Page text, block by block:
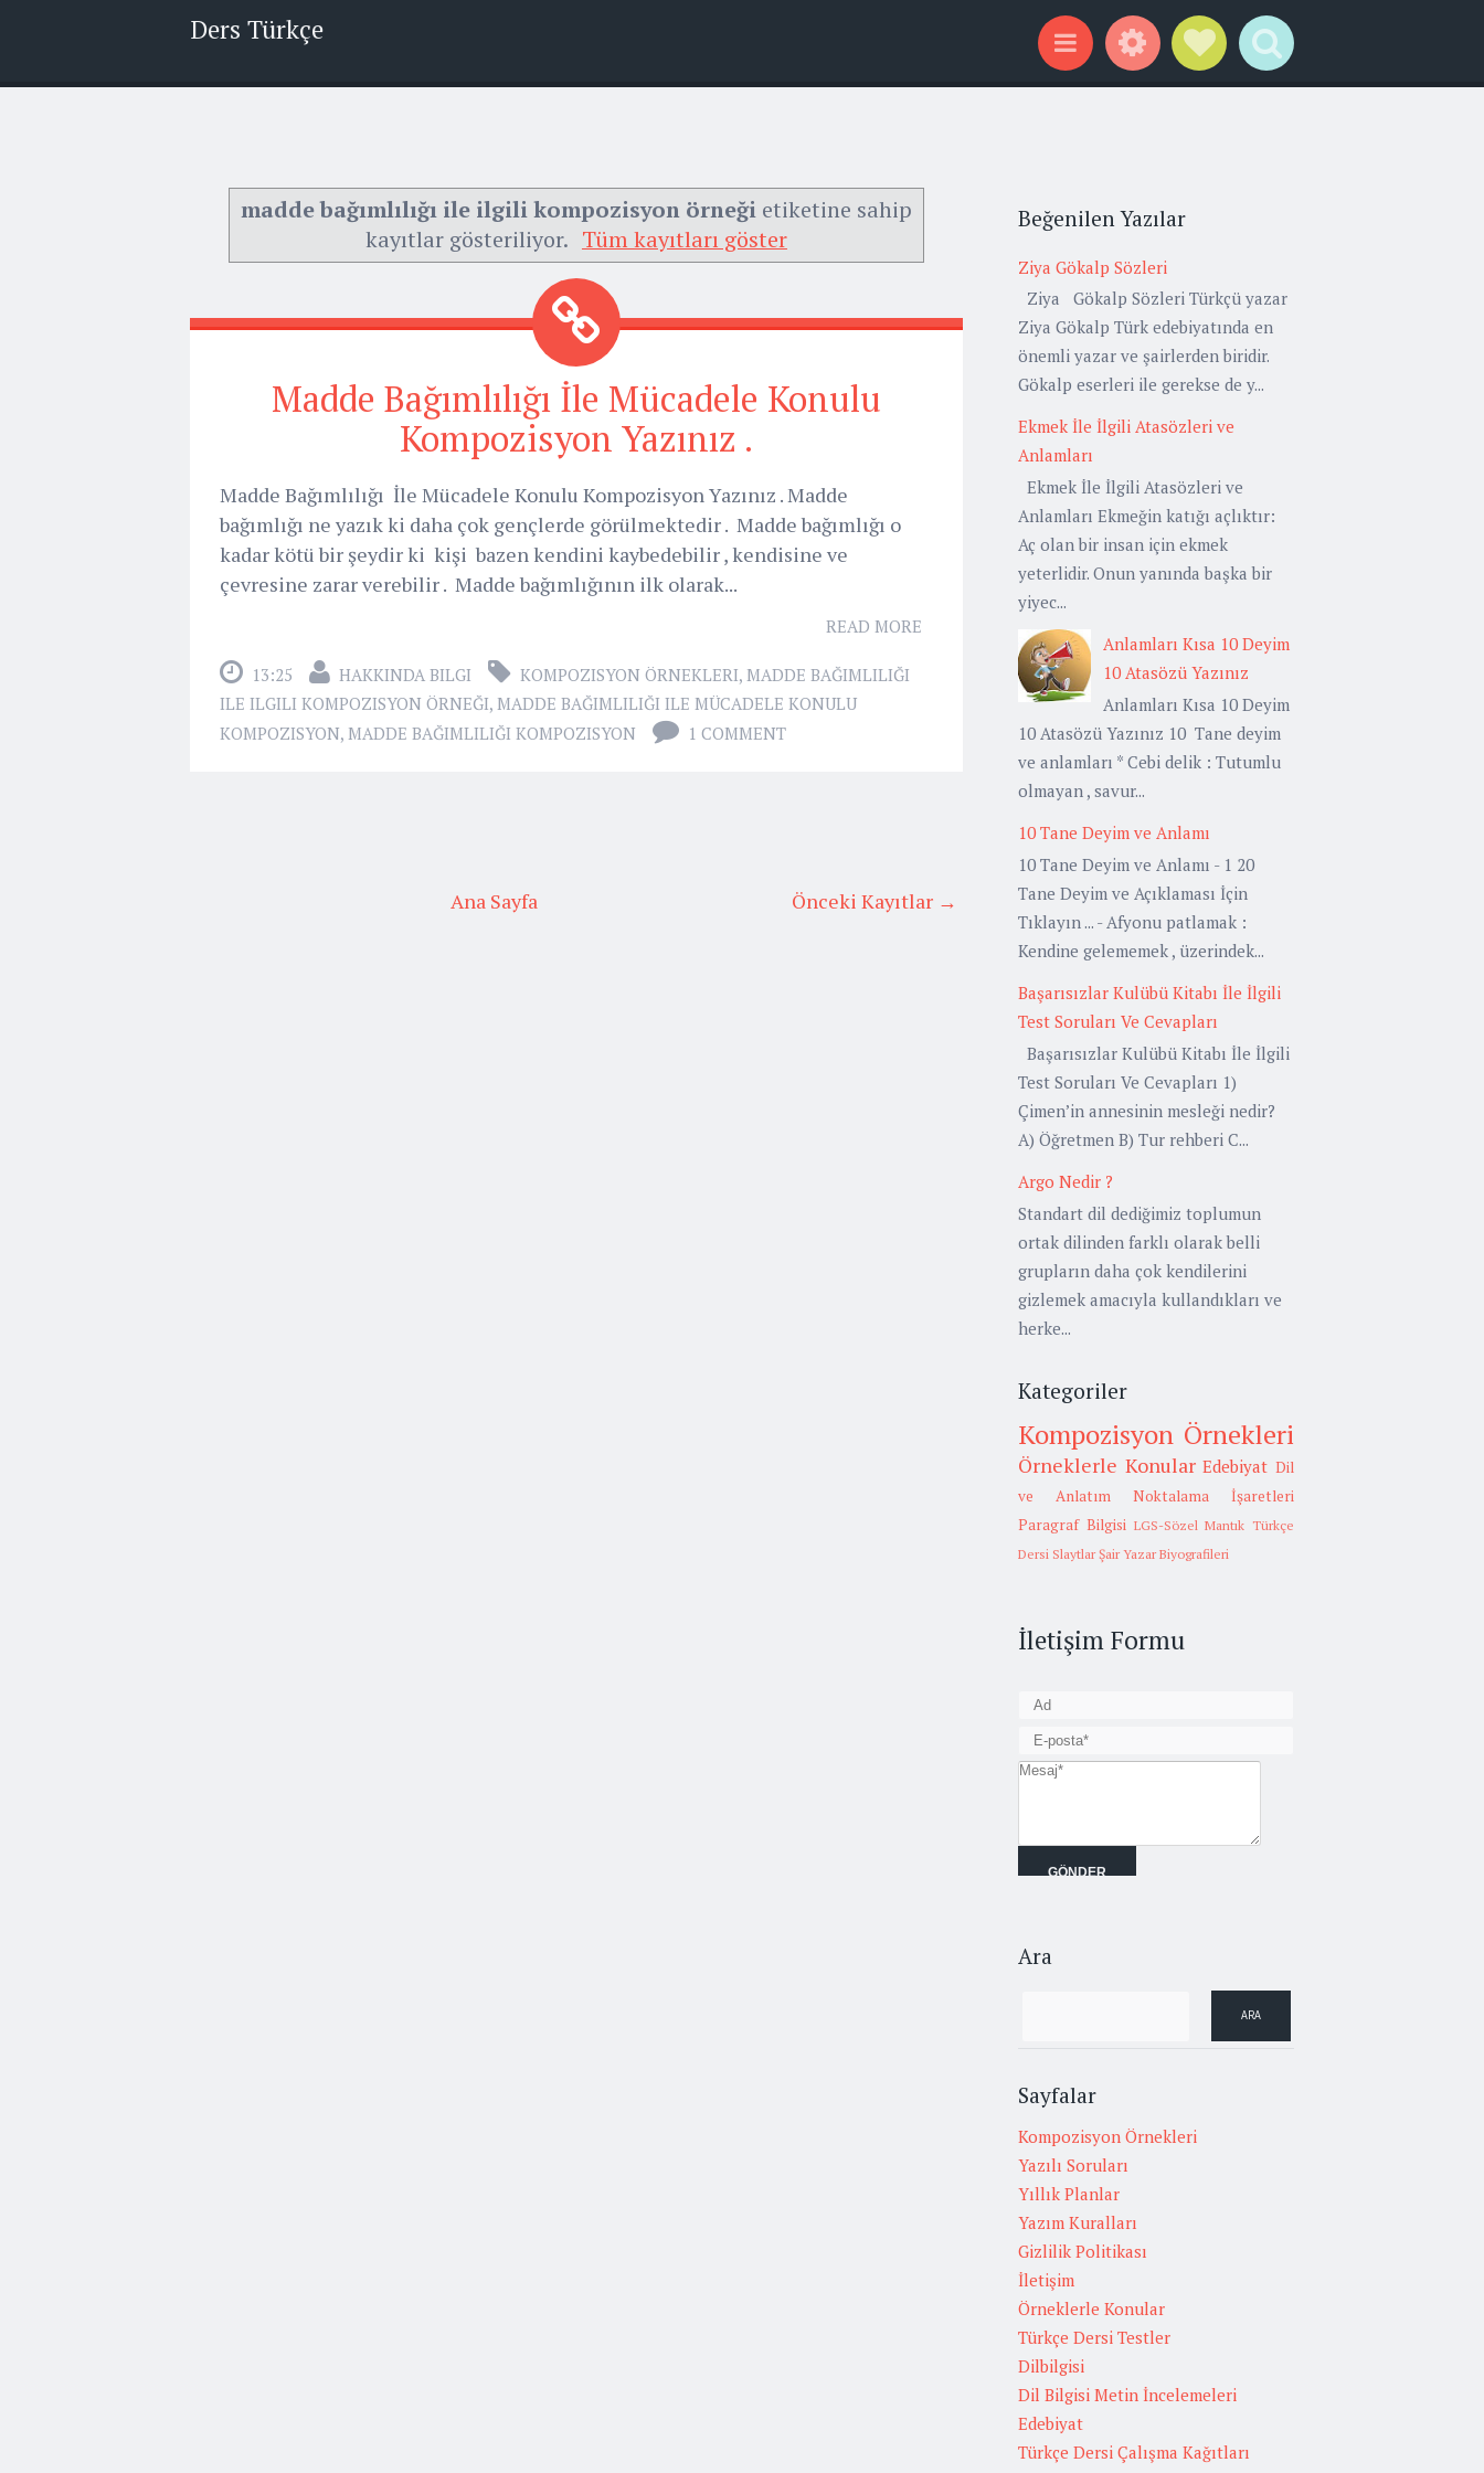
Ders Türkçe
Menu WidgetsSocial Links
Search
madde bağımlılığı ile ilgili kompozisyon örneği etiketine sahip
kayıtlar gösteriliyor. Tüm kayıtları göster
Madde Bağımlılığı İle Mücadele Konulu
Kompozisyon Yazınız .
Madde Bağımlılığı İle Mücadele Konulu Kompozisyon Yazınız . Madde
bağımlığı ne yazık ki daha çok gençlerde görülmektedir . Madde bağımlığı o
kadar kötü bir şeydir ki kişi bazen kendini kaybedebilir , kendisine ve
çevresine zarar verebilir . Madde bağımlığının ilk olarak...
READ MORE
13:25 HAKKINDA BILGI KOMPOZISYON ÖRNEKLERI, MADDE BAĞIMLILIĞI
ILE ILGILI KOMPOZISYON ÖRNEĞI, MADDE BAĞIMLILIĞI ILE MÜCADELE KONULU
KOMPOZISYON, MADDE BAĞIMLILIĞI KOMPOZISYON 1 COMMENT
Önceki Kayıtlar →
Ana Sayfa
Beğenilen Yazılar
Ziya Gökalp Sözleri
Ziya Gökalp Sözleri Türkçü yazar
Ziya Gökalp Türk edebiyatında en
önemli yazar ve şairlerden biridir.
Gökalp eserleri ile gerekse de y...
Ekmek İle İlgili Atasözleri ve
Anlamları
Ekmek İle İlgili Atasözleri ve
Anlamları Ekmeğin katığı açlıktır:
Aç olan bir insan için ekmek
yeterlidir. Onun yanında başka bir
yiyec...
Anlamları Kısa 10 Deyim
10 Atasözü Yazınız
Anlamları Kısa 10 Deyim
10 Atasözü Yazınız 10 Tane deyim
ve anlamları * Cebi delik : Tutumlu
olmayan , savur...
10 Tane Deyim ve Anlamı
10 Tane Deyim ve Anlamı - 1 20
Tane Deyim ve Açıklaması İçin
Tıklayın ... - Afyonu patlamak :
Kendine gelememek , üzerindek...
Başarısızlar Kulübü Kitabı İle İlgili
Test Soruları Ve Cevapları
Başarısızlar Kulübü Kitabı İle İlgili
Test Soruları Ve Cevapları 1)
Çimen’in annesinin mesleği nedir?
A) Öğretmen B) Tur rehberi C...
Argo Nedir ?
Standart dil dediğimiz toplumun
ortak dilinden farklı olarak belli
grupların daha çok kendilerini
gizlemek amacıyla kullandıkları ve
herke...
Kategoriler
Kompozisyon Örnekleri
Örneklerle Konular Edebiyat Dil
ve Anlatım
Noktalama İşaretleri
Paragraf Bilgisi LGS-Sözel Mantık Türkçe
Dersi Slaytlar Şair Yazar Biyografileri
İletişim Formu
Ara
Sayfalar
Kompozisyon Örnekleri
Yazılı Soruları
Yıllık Planlar
Yazım Kuralları
Gizlilik Politikası
İletişim
Örneklerle Konular
Türkçe Dersi Testler
Dilbilgisi
Dil Bilgisi Metin İncelemeleri
Edebiyat
Türkçe Dersi Çalışma Kağıtları